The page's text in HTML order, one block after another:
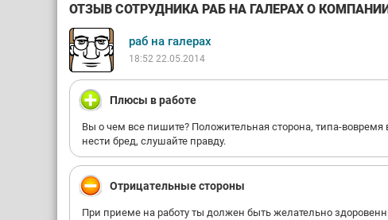
ОТЗЫВ СОТРУДНИКА РАБ НА ГАЛЕРАХ О
раб на галерах
18:52 22.05.2014
Плюсы в работе
Вы о чем все пишите? Положительная сторона, типа-
нести бред, слушайте правду.
Отрицательные стороны
При приеме на работу ты должен быть желательно